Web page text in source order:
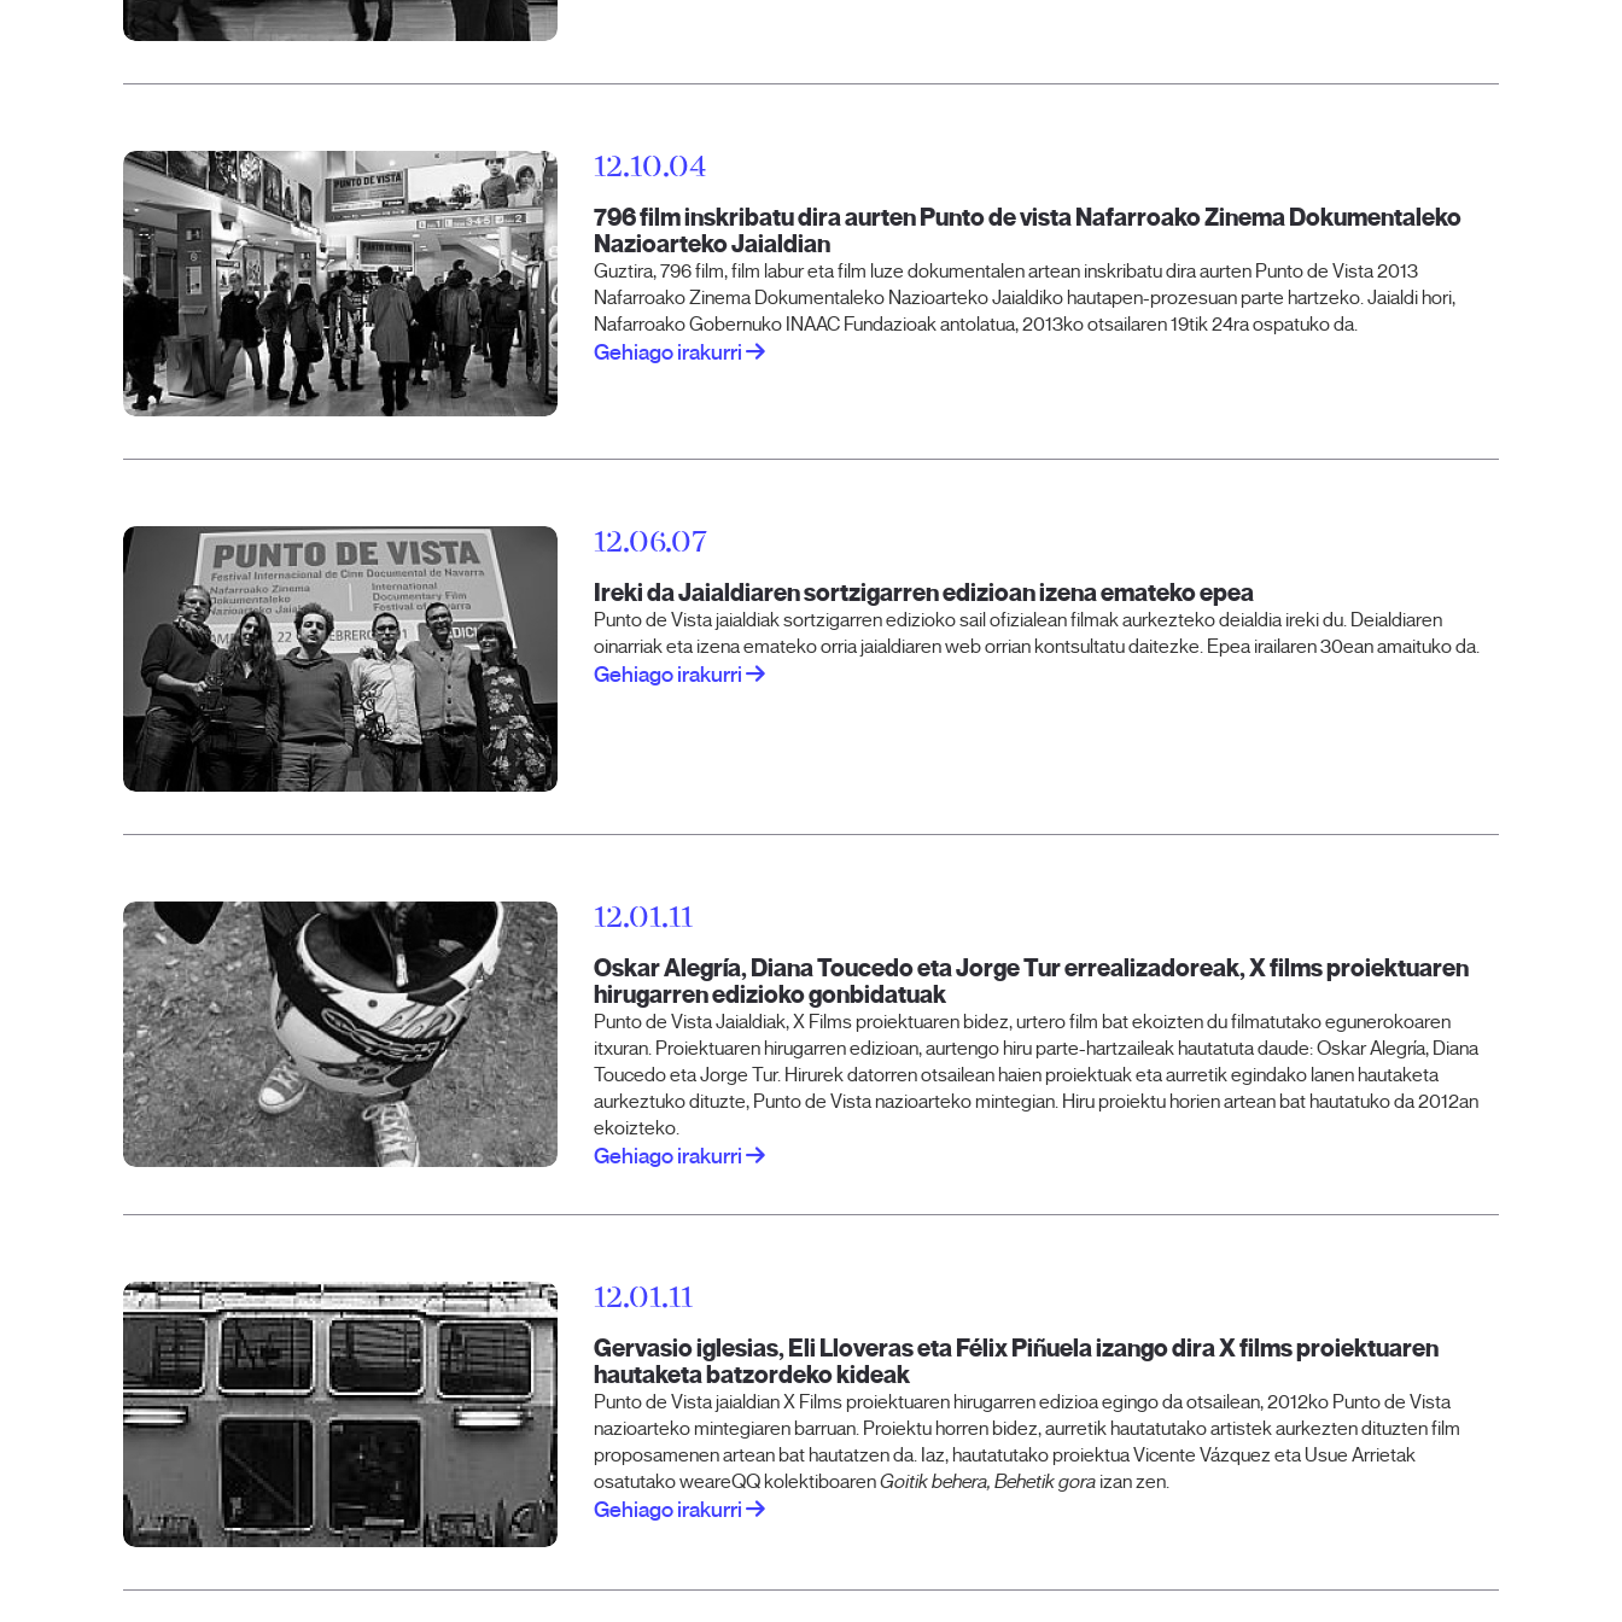
12.10.04
796 film inskribatu dira aurten Punto de vista Nafarroako Zinema Dokumentaleko
Nazioarteko Jaialdian
Guztira, 796 film, film labur eta film luze dokumentalen artean inskribatu dira aurten Punto de Vista 2013
Nafarroako Zinema Dokumentaleko Nazioarteko Jaialdiko hautapen-prozesuan parte hartzeko. Jaialdi hori,
Nafarroako Gobernuko INAAC Fundazioak antolatua, 2013ko otsailaren 19tik 24ra ospatuko da.
Gehiago irakurri
12.06.07
Ireki da Jaialdiaren sortzigarren edizioan izena emateko epea
Punto de Vista jaialdiak sortzigarren edizioko sail ofizialean filmak aurkezteko deialdia ireki du. Deialdiaren
oinarriak eta izena emateko orria jaialdiaren web orrian kontsultatu daitezke. Epea irailaren 30ean amaituko da.
Gehiago irakurri
12.01.11
Oskar Alegría, Diana Toucedo eta Jorge Tur errealizadoreak, X films proiektuaren
hirugarren edizioko gonbidatuak
Punto de Vista Jaialdiak, X Films proiektuaren bidez, urtero film bat ekoizten du filmatutako egunerokoaren
itxuran. Proiektuaren hirugarren edizioan, aurtengo hiru parte-hartzaileak hautatuta daude: Oskar Alegría, Diana
Toucedo eta Jorge Tur. Hirurek datorren otsailean haien proiektuak eta aurretik egindako lanen hautaketa
aurkeztuko dituzte, Punto de Vista nazioarteko mintegian. Hiru proiektu horien artean bat hautatuko da 2012an
ekoizteko.
Gehiago irakurri
12.01.11
Gervasio iglesias, Eli Lloveras eta Félix Piñuela izango dira X films proiektuaren
hautaketa batzordeko kideak
Punto de Vista jaialdian X Films proiektuaren hirugarren edizioa egingo da otsailean, 2012ko Punto de Vista
nazioarteko mintegiaren barruan. Proiektu horren bidez, aurretik hautatutako artistek aurkezten dituzten film
proposamenen artean bat hautatzen da. Iaz, hautatutako proiektua Vicente Vázquez eta Usue Arrietak
osatutako weareQQ kolektiboarenGoitik behera, Behetik gora izan zen.
Gehiago irakurri